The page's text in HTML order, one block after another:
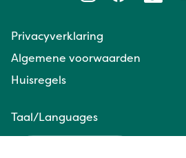
Privacyverklaring
Algemene voorwaarden
Huisregels
Taal/Languages